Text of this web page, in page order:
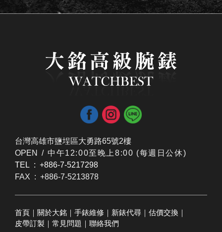
台灣高雄市鹽埕區大勇路65號2樓
OPEN / ​中午12:00至晚上8:00 (每週日公休)
TEL : +886-7-5217298
FAX : +886-7-5213878
首頁 ｜ 關於大銘 ｜ 手錶維修 ｜ 新錶代尋 ｜ 估價交換 ｜
皮帶訂製 ｜ 常見問題 ｜ 聯絡我們